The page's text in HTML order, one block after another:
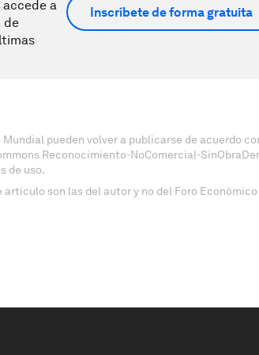
a
de
Inscríbete de forma gratuita
pueden volver a publicarse de acuerdo
Reconocimiento-NoComercial-
de uso.
artículo son las del autor y no del Foro